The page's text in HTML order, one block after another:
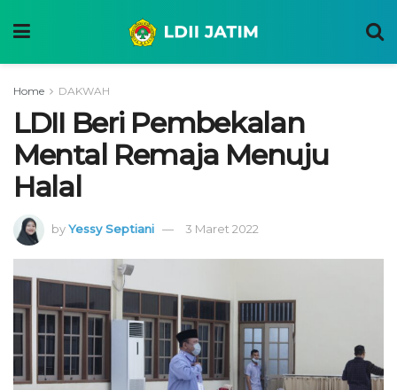
Home DAKWAH
LDII Beri Pembekalan
Mental Remaja Menuju
Halal
byYessy Septiani 3 Maret 2022